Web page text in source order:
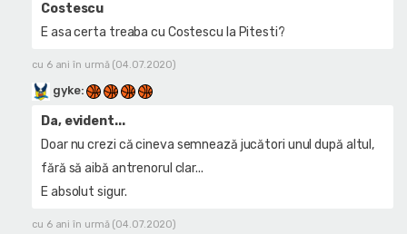
Costescu
E asa certa treaba cu Costescu la Pitesti?
cu 6 ani în urmă (04.07.2020)
gyke:
Da, evident...
Doar nu crezi că cineva semnează jucători unul după altul,
fără să aibă antrenorul clar...
E absolut sigur.
cu 6 ani în urmă (04.07.2020)